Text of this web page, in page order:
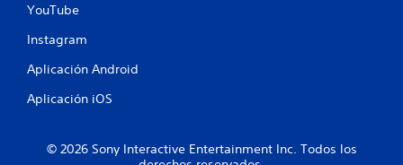
YouTube
Instagram
Aplicación Android
Aplicación iOS
© 2026 Sony Interactive Entertainment Inc. Todos los